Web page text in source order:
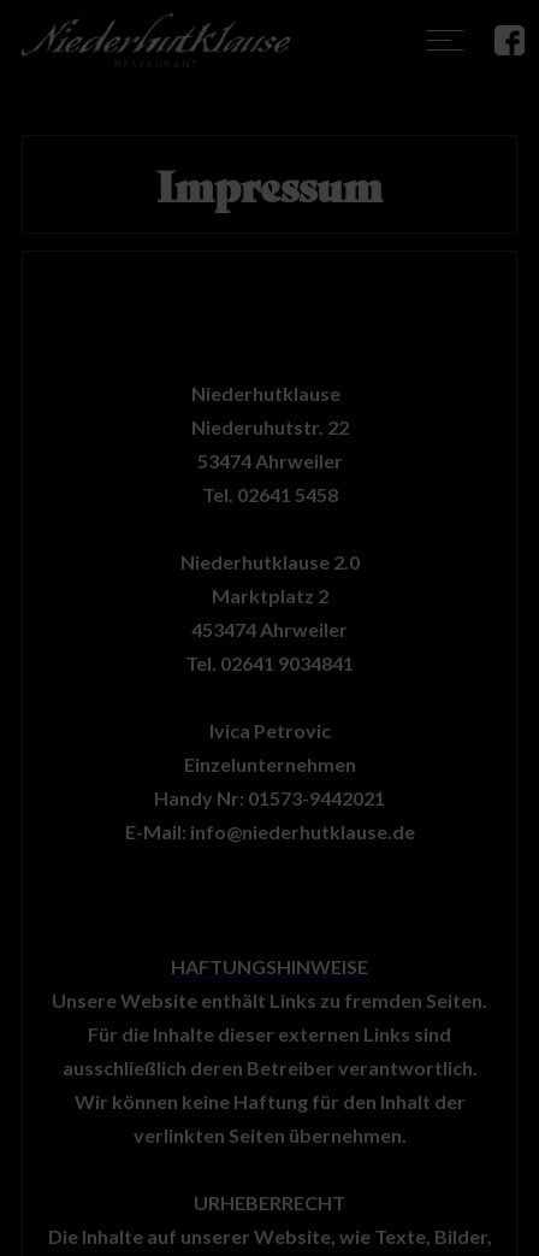
Impressum
Niederhutklause
Niederuhutstr. 22
53474 Ahrweiler
Tel. 02641 5458
Niederhutklause 2.0
Marktplatz 2
453474 Ahrweiler
Tel. 02641 9034841
Ivica Petrovic
Einzelunternehmen
Handy Nr: 01573-9442021
E-Mail: info@niederhutklause.de
HAFTUNGSHINWEISE
Unsere Website enthält Links zu fremden Seiten.
Für die Inhalte dieser externen Links sind
ausschließlich deren Betreiber verantwortlich.
Wir können keine Haftung für den Inhalt der
verlinkten Seiten übernehmen.
URHEBERRECHT
Die Inhalte auf unserer Website, wie Texte, Bilder,